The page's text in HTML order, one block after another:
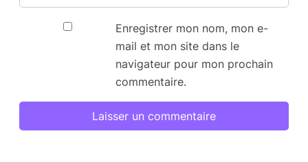
Enregistrer mon nom, mon e-
mail et mon site dans le
navigateur pour mon prochain
commentaire.